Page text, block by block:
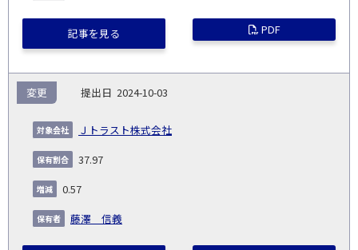
記事を見る PDF
2024-10-03
Ｊトラスト株式会社
変更
37.97
0.57
藤澤 信義